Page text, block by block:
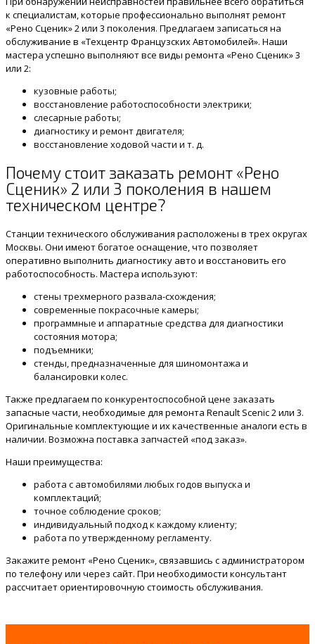
к специалистам, которые профессионально выполнят ремонт
«Рено Сценик» 2 или 3 поколения. Предлагаем записаться на
обслуживание в «Техцентр Французских Автомобилей». Наши
мастера успешно выполняют все виды ремонта «Рено Сценик» 3
или 2:
кузовные работы;
восстановление работоспособности электрики;
слесарные работы;
диагностику и ремонт двигателя;
восстановление ходовой части и т. д.
Почему стоит заказать ремонт «Рено
Сценик» 2 или 3 поколения в нашем
техническом центре?
Станции технического обслуживания расположены в трех округах
Москвы. Они имеют богатое оснащение, что позволяет
оперативно выполнить диагностику авто и восстановить его
работоспособность. Мастера используют:
стены трехмерного развала-схождения;
современные покрасочные камеры;
программные и аппаратные средства для диагностики
состояния мотора;
подъемники;
стенды, предназначенные для шиномонтажа и
балансировки колес.
Также предлагаем по конкурентоспособной цене заказать
запасные части, необходимые для ремонта Renault Scenic 2 или 3.
Оригинальные комплектующие и их качественные аналоги есть в
наличии. Возможна поставка запчастей «под заказ».
Наши преимущества:
работа с автомобилями любых годов выпуска и
комплектаций;
точное соблюдение сроков;
индивидуальный подход к каждому клиенту;
работа по утвержденному регламенту.
Закажите ремонт «Рено Сценик», связавшись с администратором
по телефону или через сайт. При необходимости консультант
рассчитает ориентировочную стоимость обслуживания.